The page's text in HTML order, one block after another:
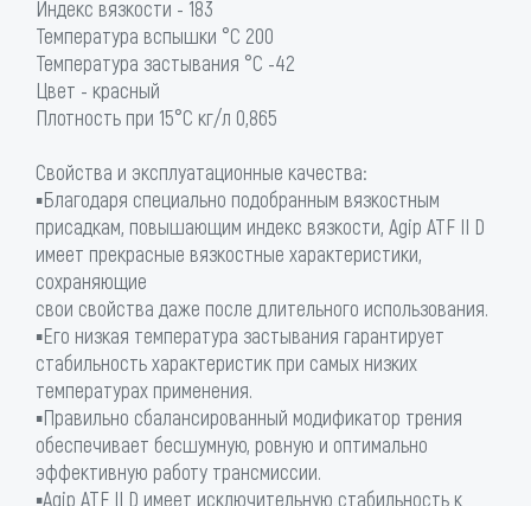
Индекс вязкости - 183
Температура вспышки °C 200
Температура застывания °C -42
Цвет - красный
Плотность при 15°C кг/л 0,865
Свойства и эксплуатационные качества:
▪Благодаря специально подобранным вязкостным
присадкам, повышающим индекс вязкости, Agip ATF II D
имеет прекрасные вязкостные характеристики,
сохраняющие
свои свойства даже после длительного использования.
▪Его низкая температура застывания гарантирует
стабильность характеристик при самых низких
температурах применения.
▪Правильно сбалансированный модификатор трения
обеспечивает бесшумную, ровную и оптимально
эффективную работу трансмиссии.
▪Agip ATF II D имеет исключительную стабильность к